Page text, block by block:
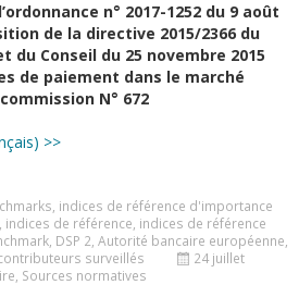
n° 2017-1252 du 9 août
de la directive 2015/2366 du
du Conseil du 25 novembre 2015
de paiement dans le marché
N° 672
>>
indices de référence d'importance
indices de référence indices de référence
DSP 2 Autorité bancaire européenne
surveillés
24 juillet
Sources normatives